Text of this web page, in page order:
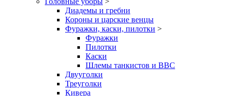
Диадемы и гребни
Короны и царские венцы
Фуражки, каски, пилотки >
Фуражки
Пилотки
Каски
Шлемы танкистов и ВВС
Двууголки
Треуголки
Кивера